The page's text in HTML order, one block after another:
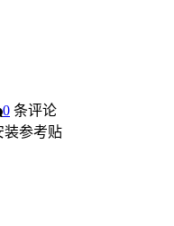
0 条评论
装参考贴